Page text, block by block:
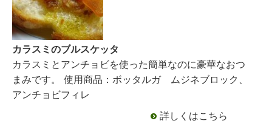
カラスミのブルスケッタ
カラスミとアンチョビを使った簡単なのに豪華なおつ
まみです。 使用商品：ボッタルガ ムジネブロック、
アンチョビフィレ
詳しくはこちら